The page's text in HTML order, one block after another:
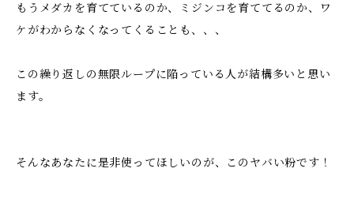
もうメダカを育てているのか、ミジンコを育ててるのか、ワ
ケがわからなくなってくることも、、、
この繰り返しの無限ループに陥っている人が結構多いと思い
ます。
そんなあなたに是非使ってほしいのが、このヤバい粉です！